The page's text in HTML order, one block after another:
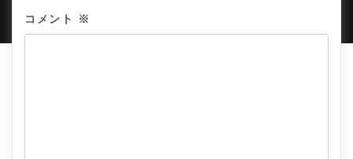
コメント ※